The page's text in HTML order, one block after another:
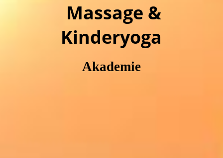
Massage &
Kinderyoga
Akademie